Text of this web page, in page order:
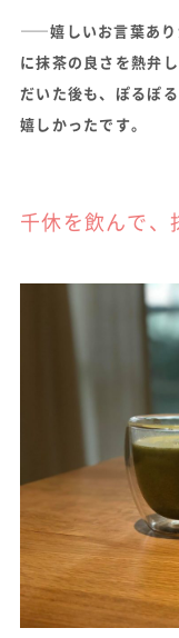
——嬉しいお言葉あり
に抹茶の良さを熱弁
だいた後も、ぽるぽ
嬉しかったです。
千休を飲んで、